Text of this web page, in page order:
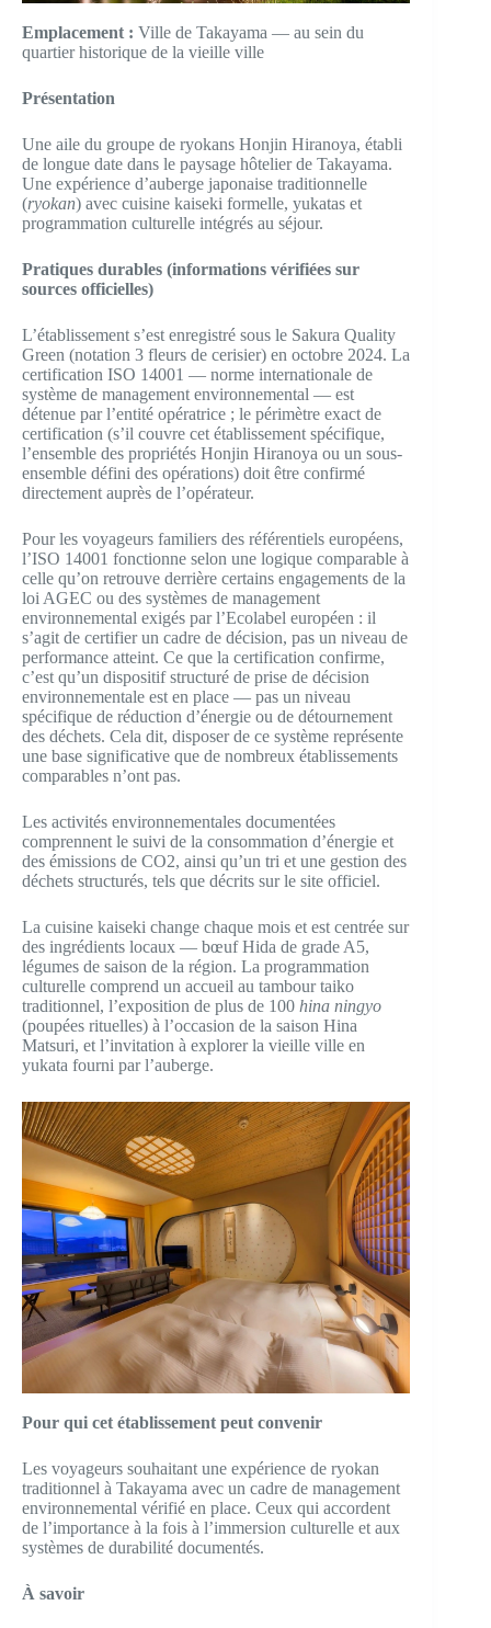
Emplacement : Ville de Takayama — au sein du
quartier historique de la vieille ville
Présentation
Une aile du groupe de ryokans Honjin Hiranoya, établi
de longue date dans le paysage hôtelier de Takayama.
Une expérience d’auberge japonaise traditionnelle
(ryokan) avec cuisine kaiseki formelle, yukatas et
programmation culturelle intégrés au séjour.
Pratiques durables (informations vérifiées sur
sources officielles)
L’établissement s’est enregistré sous le Sakura Quality
Green (notation 3 fleurs de cerisier) en octobre 2024. La
certification ISO 14001 — norme internationale de
système de management environnemental — est
détenue par l’entité opératrice ; le périmètre exact de
certification (s’il couvre cet établissement spécifique,
l’ensemble des propriétés Honjin Hiranoya ou un sous-
ensemble défini des opérations) doit être confirmé
directement auprès de l’opérateur.
Pour les voyageurs familiers des référentiels européens,
l’ISO 14001 fonctionne selon une logique comparable à
celle qu’on retrouve derrière certains engagements de la
loi AGEC ou des systèmes de management
environnemental exigés par l’Ecolabel européen : il
s’agit de certifier un cadre de décision, pas un niveau de
performance atteint. Ce que la certification confirme,
c’est qu’un dispositif structuré de prise de décision
environnementale est en place — pas un niveau
spécifique de réduction d’énergie ou de détournement
des déchets. Cela dit, disposer de ce système représente
une base significative que de nombreux établissements
comparables n’ont pas.
Les activités environnementales documentées
comprennent le suivi de la consommation d’énergie et
des émissions de CO2, ainsi qu’un tri et une gestion des
déchets structurés, tels que décrits sur le site officiel.
La cuisine kaiseki change chaque mois et est centrée sur
des ingrédients locaux — bœuf Hida de grade A5,
légumes de saison de la région. La programmation
culturelle comprend un accueil au tambour taiko
traditionnel, l’exposition de plus de 100 hina ningyo
(poupées rituelles) à l’occasion de la saison Hina
Matsuri, et l’invitation à explorer la vieille ville en
yukata fourni par l’auberge.
Pour qui cet établissement peut convenir
Les voyageurs souhaitant une expérience de ryokan
traditionnel à Takayama avec un cadre de management
environnemental vérifié en place. Ceux qui accordent
de l’importance à la fois à l’immersion culturelle et aux
systèmes de durabilité documentés.
À savoir